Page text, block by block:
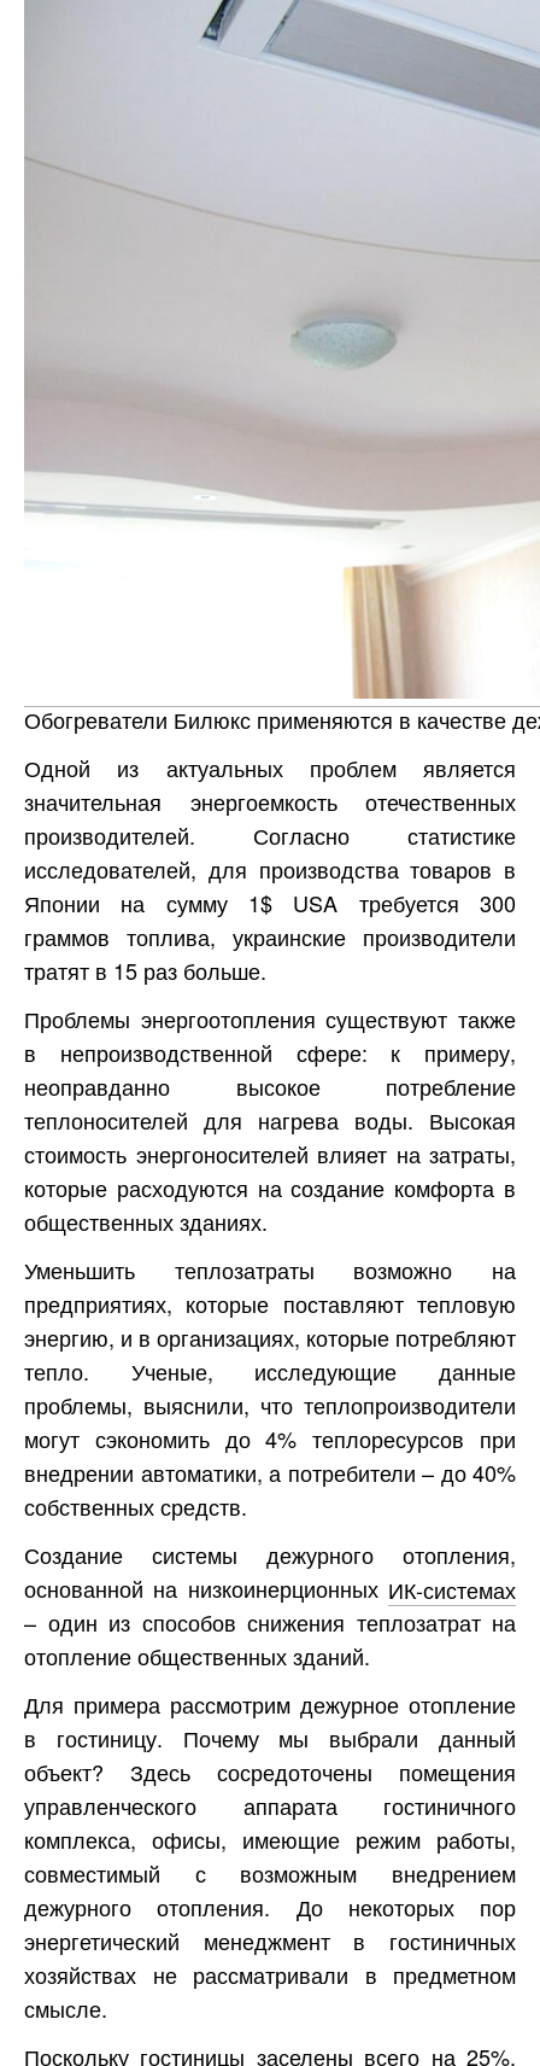
Обогреватели Билюкс применяются в качестве
Одной из актуальных проблем является
значительная энергоемкость отечественных
производителей. Согласно статистике
исследователей, для производства товаров в
Японии на сумму 1$ USA требуется 300
граммов топлива, украинские производители
тратят в 15 раз больше.
Проблемы энергоотопления существуют также
в непроизводственной сфере: к примеру,
неоправданно высокое потребление
теплоносителей для нагрева воды. Высокая
стоимость энергоносителей влияет на затраты,
которые расходуются на создание комфорта в
общественных зданиях.
Уменьшить теплозатраты возможно на
предприятиях, которые поставляют тепловую
энергию, и в организациях, которые потребляют
тепло. Ученые, исследующие данные
проблемы, выяснили, что теплопроизводители
могут сэкономить до 4% теплоресурсов при
внедрении автоматики, а потребители – до 40%
собственных средств.
Создание системы дежурного отопления,
основанной на низкоинерционных ИК-системах
– один из способов снижения теплозатрат на
отопление общественных зданий.
Для примера рассмотрим дежурное отопление
в гостиницу. Почему мы выбрали данный
объект? Здесь сосредоточены помещения
управленческого аппарата гостиничного
комплекса, офисы, имеющие режим работы,
совместимый с возможным внедрением
дежурного отопления. До некоторых пор
энергетический менеджмент в гостиничных
хозяйствах не рассматривали в предметном
смысле.
Поскольку гостиницы заселены всего на 25%,